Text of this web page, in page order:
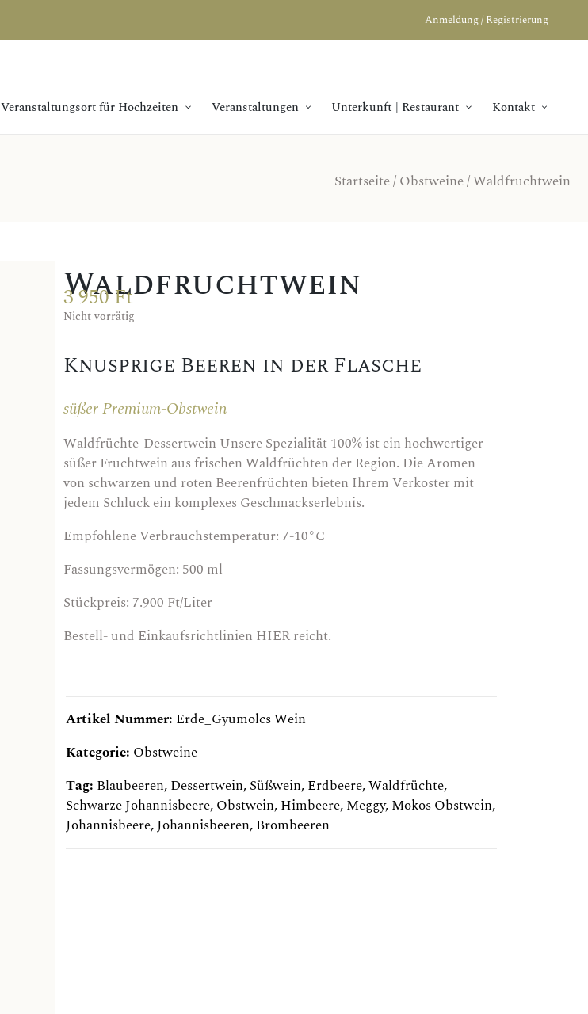
Anmeldung / Registrierung
Veranstaltungsort für Hochzeiten Veranstaltungen Unterkunft | Restaurant Kontakt
Startseite/Obstweine/ Waldfruchtwein
Waldfruchtwein
3 950Ft
Nicht vorrätig
Knusprige Beeren in der Flasche
süßer Premium-Obstwein
Waldfrüchte-Dessertwein Unsere Spezialität 100% ist ein hochwertiger
süßer Fruchtwein aus frischen Waldfrüchten der Region. Die Aromen
von schwarzen und roten Beerenfrüchten bieten Ihrem Verkoster mit
jedem Schluck ein komplexes Geschmackserlebnis.
Empfohlene Verbrauchstemperatur: 7-10°C
Fassungsvermögen: 500 ml
Stückpreis: 7.900 Ft/Liter
Bestell- und Einkaufsrichtlinien HIERreicht.
Artikel Nummer: Erde_Gyumolcs Wein
Kategorie: Obstweine
Tag: Blaubeeren,Dessertwein,Süßwein,Erdbeere,Waldfrüchte,
Schwarze Johannisbeere,Obstwein,Himbeere,Meggy,Mokos Obstwein,
Johannisbeere,Johannisbeeren,Brombeeren